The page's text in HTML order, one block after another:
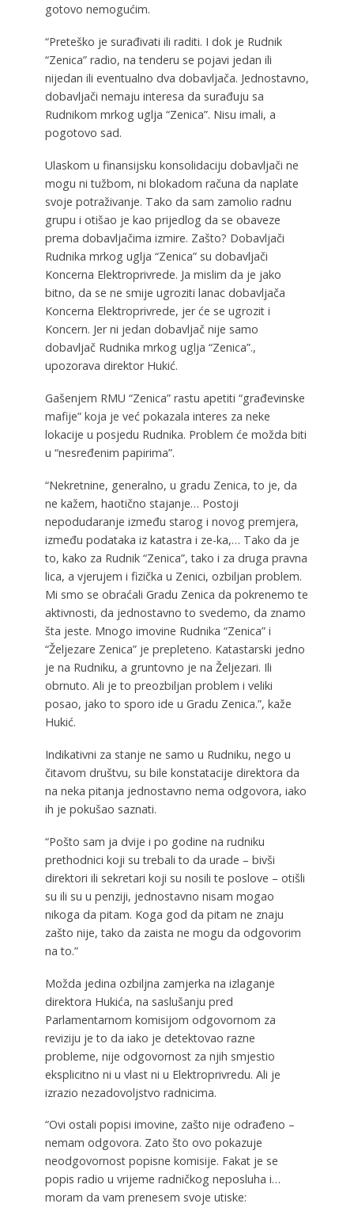
gotovo nemogućim.
“Preteško je surađivati ili raditi. I dok je Rudnik
“Zenica” radio, na tenderu se pojavi jedan ili
nijedan ili eventualno dva dobavljača. Jednostavno,
dobavljači nemaju interesa da surađuju sa
Rudnikom mrkog uglja “Zenica”. Nisu imali, a
pogotovo sad.
Ulaskom u finansijsku konsolidaciju dobavljači ne
mogu ni tužbom, ni blokadom računa da naplate
svoje potraživanje. Tako da sam zamolio radnu
grupu i otišao je kao prijedlog da se obaveze
prema dobavljačima izmire. Zašto? Dobavljači
Rudnika mrkog uglja “Zenica” su dobavljači
Koncerna Elektroprivrede. Ja mislim da je jako
bitno, da se ne smije ugroziti lanac dobavljača
Koncerna Elektroprivrede, jer će se ugrozit i
Koncern. Jer ni jedan dobavljač nije samo
dobavljač Rudnika mrkog uglja “Zenica”.,
upozorava direktor Hukić.
Gašenjem RMU “Zenica” rastu apetiti “građevinske
mafije” koja je već pokazala interes za neke
lokacije u posjedu Rudnika. Problem će možda biti
u “nesređenim papirima”.
“Nekretnine, generalno, u gradu Zenica, to je, da
ne kažem, haotično stajanje… Postoji
nepodudaranje između starog i novog premjera,
između podataka iz katastra i ze-ka,… Tako da je
to, kako za Rudnik “Zenica”, tako i za druga pravna
lica, a vjerujem i fizička u Zenici, ozbiljan problem.
Mi smo se obraćali Gradu Zenica da pokrenemo te
aktivnosti, da jednostavno to svedemo, da znamo
šta jeste. Mnogo imovine Rudnika “Zenica” i
“Željezare Zenica” je prepleteno. Katastarski jedno
je na Rudniku, a gruntovno je na Željezari. Ili
obrnuto. Ali je to preozbiljan problem i veliki
posao, jako to sporo ide u Gradu Zenica.”, kaže
Hukić.
Indikativni za stanje ne samo u Rudniku, nego u
čitavom društvu, su bile konstatacije direktora da
na neka pitanja jednostavno nema odgovora, iako
ih je pokušao saznati.
“Pošto sam ja dvije i po godine na rudniku
prethodnici koji su trebali to da urade – bivši
direktori ili sekretari koji su nosili te poslove – otišli
su ili su u penziji, jednostavno nisam mogao
nikoga da pitam. Koga god da pitam ne znaju
zašto nije, tako da zaista ne mogu da odgovorim
na to.”
Možda jedina ozbiljna zamjerka na izlaganje
direktora Hukića, na saslušanju pred
Parlamentarnom komisijom odgovornom za
reviziju je to da iako je detektovao razne
probleme, nije odgovornost za njih smjestio
eksplicitno ni u vlast ni u Elektroprivredu. Ali je
izrazio nezadovoljstvo radnicima.
“Ovi ostali popisi imovine, zašto nije odrađeno –
nemam odgovora. Zato što ovo pokazuje
neodgovornost popisne komisije. Fakat je se
popis radio u vrijeme radničkog neposluha i…
moram da vam prenesem svoje utiske: